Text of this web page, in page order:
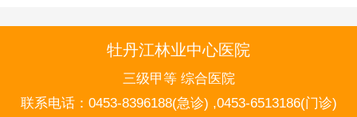
牡丹江林业中心医院
三级甲等 综合医院
联系电话： 0453-8396188(急诊) ,0453-6513186(门诊)